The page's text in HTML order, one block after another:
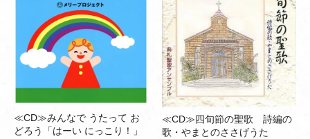
≪CD≫みんなで うたって お
どろう「はーい にっこり！」
≪CD≫四旬節の聖歌 詩編の
歌・やまとのささげうた